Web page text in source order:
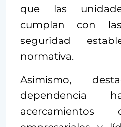
que las
cumplan con
seguridad
normativa.
Asimismo,
dependencia
acercamientos